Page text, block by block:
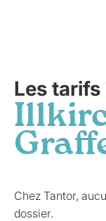
Les tarifs
Chez Tantor,
dossier.